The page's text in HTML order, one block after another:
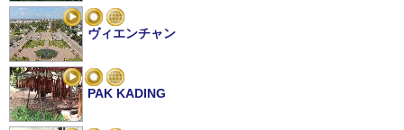
ヴィエンチャン
PAK KADING